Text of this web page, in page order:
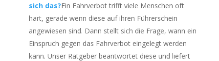
sich das?Ein Fahrverbot trifft viele Menschen oft
hart, gerade wenn diese auf ihren Führerschein
angewiesen sind. Dann stellt sich die Frage, wann ein
Einspruch gegen das Fahrverbot eingelegt werden
kann. Unser Ratgeber beantwortet diese und liefert